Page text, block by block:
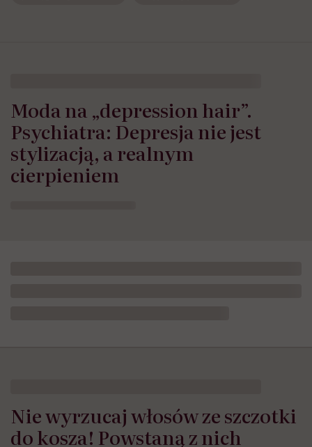
Moda na „depression hair”.
Psychiatra: Depresja nie jest
stylizacją, a realnym
cierpieniem
Nie wyrzucaj włosów ze szczotki
do kosza! Powstaną z nich